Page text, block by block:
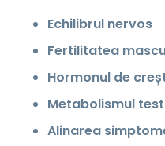
Echilibrul nervos
Fertilitatea
Hormonul de
Metabolismul
Alinarea